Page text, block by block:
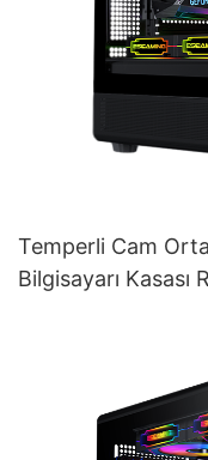
Temperli Cam
Bilgisayarı Kasası